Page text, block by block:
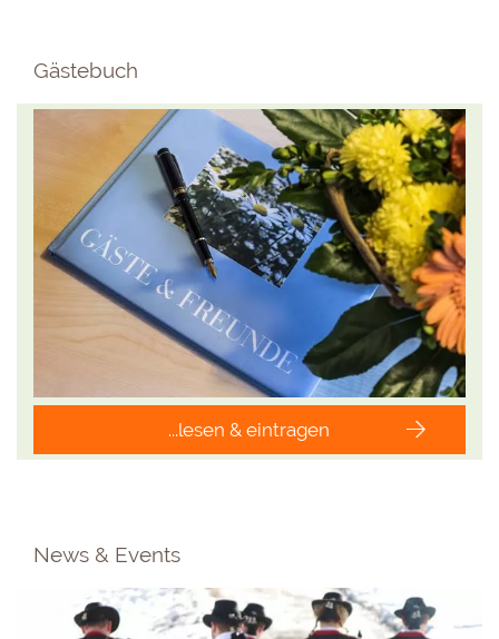
Gästebuch
...lesen & eintragen
News & Events